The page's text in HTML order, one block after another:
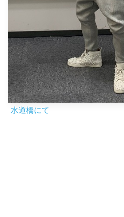
水道橋にて